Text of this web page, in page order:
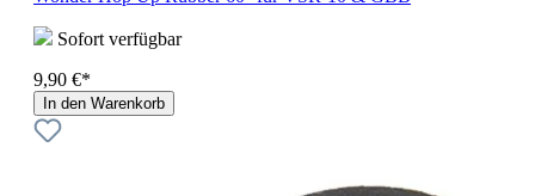
Sofort verfügbar
9,90 €*
In den Warenkorb